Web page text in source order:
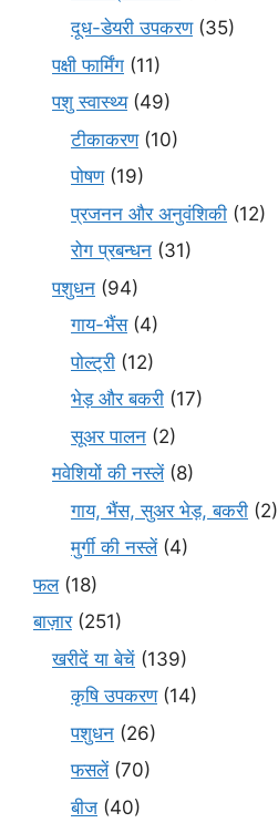
दूध-डेयरी उपकरण(35)
पक्षी फार्मिंग (11)
पशु स्वास्थ्य(49)
टीकाकरण(10)
पोषण(19)
प्रजनन और अनुवंशिकी (12)
रोग प्रबन्धन (31)
पशुधन (94)
गाय-भैंस(4)
पोल्ट्री (12)
भेड़ और बकरी (17)
सूअर पालन (2)
मवेशियों की नस्लें(8)
गाय, भैंस, सुअर भेड़, बकरी (2)
मुर्गी की नस्लें(4)
फल(18)
बाज़ार(251)
खरीदें या बेचें (139)
कृषि उपकरण(14)
पशुधन (26)
फसलें(70)
बीज (40)